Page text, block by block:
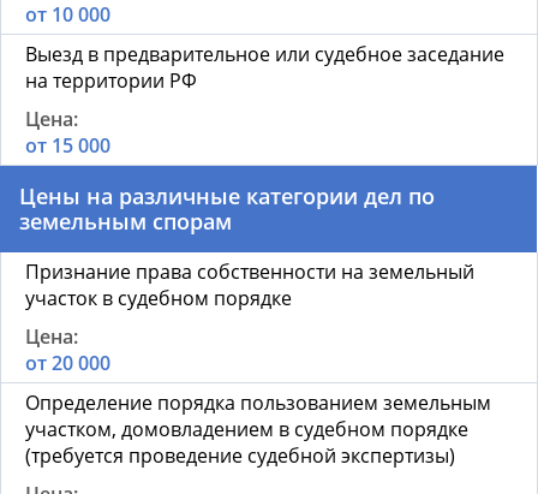
от 10 000
Выезд в предварительное или судебное заседание
на территории РФ
от 15 000
Цены на различные категории дел по
земельным спорам
Признание права собственности на земельный
участок в судебном порядке
от 20 000
Определение порядка пользованием земельным
участком, домовладением в судебном порядке
(требуется проведение судебной экспертизы)